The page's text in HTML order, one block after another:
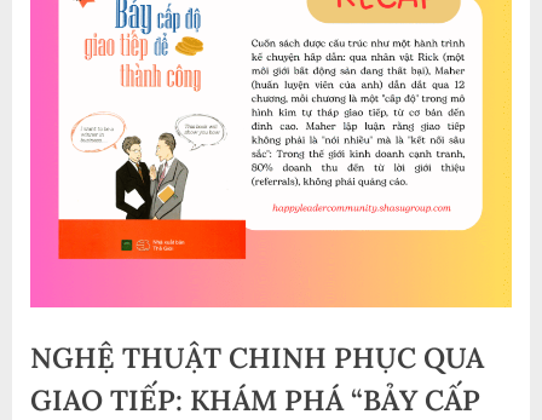
NGHỆ THUẬT CHINH PHỤC QUA
GIAO TIẾP: KHÁM PHÁ “BẢY CẤP